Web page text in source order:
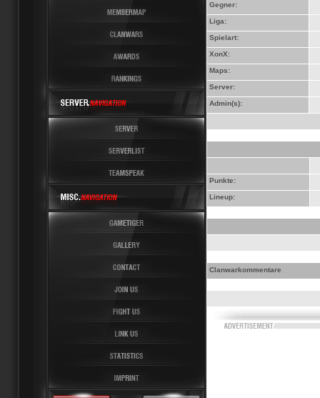
Gegner:
Liga:
Spielart:
XonX:
Maps:
Server:
Admin(s):
Punkte:
Lineup:
Clanwarkommentare